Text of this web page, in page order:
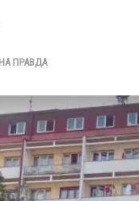
ПРАВДА